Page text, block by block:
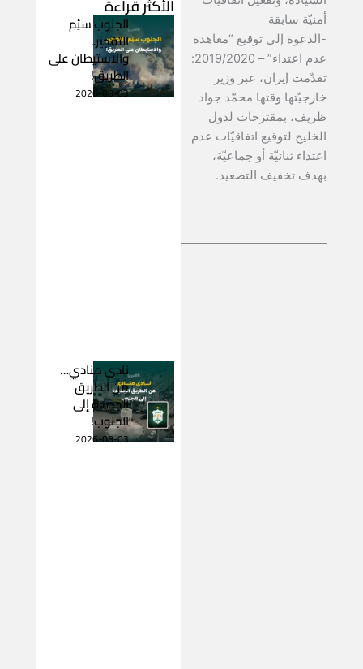
أمنيّة سابقة
-الدعوة إلى توقيع “معاهدة
عدم اعتداء” – 2019/2020:
تقدّمت إيران، عبر وزير
خارجيّتها وقتها محمّد جواد
ظريف، بمقترحات لدول
الخليج لتوقيع اتفاقيّات عدم
اعتداء ثنائيّة أو جماعيّة،
بهدف تخفيف التصعيد.
الأكثر قراءة
الجنوب سئِم
التفجير..
والاستيطان على
الطريق!
2026-08-03
نادى منادي…
من الطريق
الجديدة إلى
الجنوب!
2026-08-03